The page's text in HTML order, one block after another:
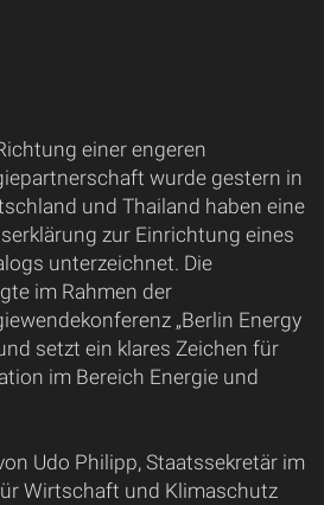
einer engeren
wurde gestern in
und Thailand haben eine
zur Einrichtung eines
unterzeichnet. Die
im Rahmen der
„Berlin Energy
setzt ein klares Zeichen für
im Bereich Energie und
Udo Philipp, Staatssekretär im
Wirtschaft und Klimaschutz